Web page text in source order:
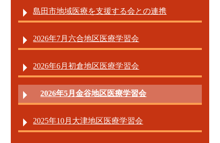
島田市地域医療を支援する会との連携
2026年7月六合地区医療学習会
2026年6月初倉地区医療学習会
2026年5月金谷地区医療学習会
2025年10月大津地区医療学習会